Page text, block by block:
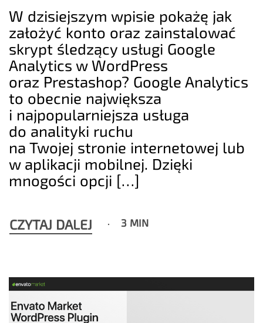
W dzisiejszym wpisie pokażę jak
założyć konto oraz zainstalować
skrypt śledzący usługi Google
Analytics w WordPress
oraz Prestashop? Google Analytics
to obecnie największa
i najpopularniejsza usługa
do analityki ruchu
na Twojej stronie internetowej lub
w aplikacji mobilnej. Dzięki
mnogości opcji […]
CZYTAJ DALEJ 3 MIN